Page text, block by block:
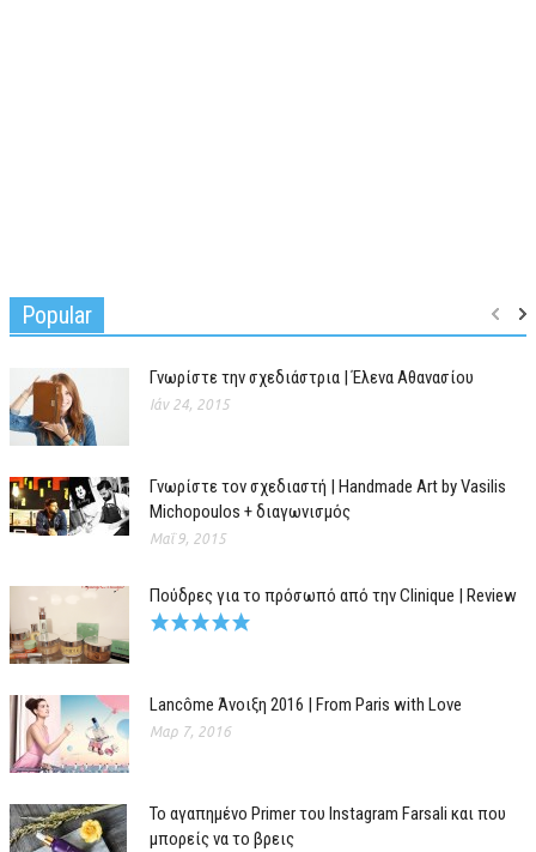
Popular
Γνωρίστε την σχεδιάστρια | Έλενα Αθανασίου
Ιάν 24, 2015
Γνωρίστε τον σχεδιαστή | Handmade Art by Vasilis
Michopoulos + διαγωνισμός
Μαΐ 9, 2015
Πούδρες για το πρόσωπό από την Clinique | Review
Lancôme Άνοιξη 2016 | From Paris with Love
Μαρ 7, 2016
Το αγαπημένο Primer του Instagram Farsali και που
μπορείς να το βρεις